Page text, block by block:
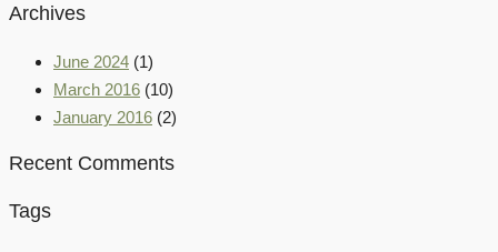
Archives
June 2024 (1)
March 2016 (10)
January 2016 (2)
Recent Comments
Tags